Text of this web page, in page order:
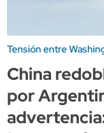
Tensión entre
China
por